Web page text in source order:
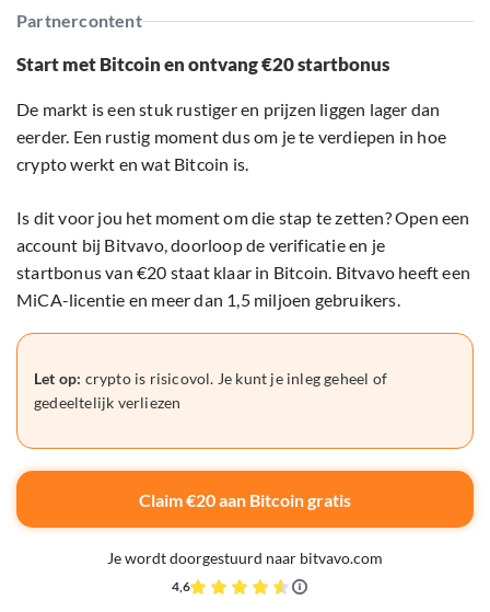
Partnercontent
Start met Bitcoin en ontvang €20 startbonus
De markt is een stuk rustiger en prijzen liggen lager dan
eerder. Een rustig moment dus om je te verdiepen in hoe
crypto werkt en wat Bitcoin is.
Is dit voor jou het moment om die stap te zetten? Open een
account bij Bitvavo, doorloop de verificatie en je
startbonus van €20 staat klaar in Bitcoin. Bitvavo heeft een
MiCA-licentie en meer dan 1,5 miljoen gebruikers.
Let op: crypto is risicovol. Je kunt je inleg geheel of
gedeeltelijk verliezen
Claim €20 aan Bitcoin gratis
Je wordt doorgestuurd naar bitvavo.com
4,6